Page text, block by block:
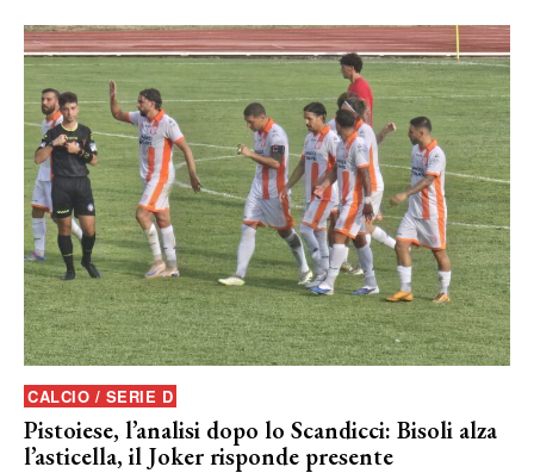
CALCIO / SERIE D
Pistoiese, l’analisi dopo lo Scandicci: Bisoli alza
l’asticella, il Joker risponde presente